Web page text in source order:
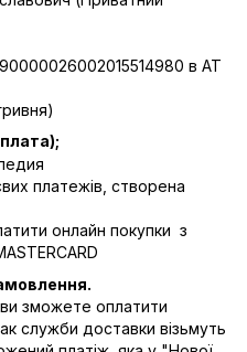
в АТ
платежів, створена
онлайн покупки з
зможете оплатити
служби доставки візьмуть